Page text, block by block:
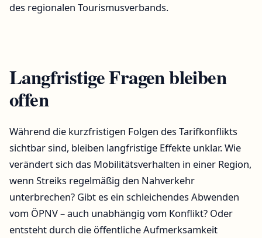
des regionalen Tourismusverbands.
Langfristige Fragen bleiben
offen
Während die kurzfristigen Folgen des Tarifkonflikts
sichtbar sind, bleiben langfristige Effekte unklar. Wie
verändert sich das Mobilitätsverhalten in einer Region,
wenn Streiks regelmäßig den Nahverkehr
unterbrechen? Gibt es ein schleichendes Abwenden
vom ÖPNV – auch unabhängig vom Konflikt? Oder
entsteht durch die öffentliche Aufmerksamkeit